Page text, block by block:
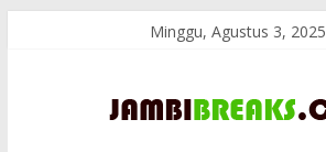
Minggu, Agustus 3, 2025